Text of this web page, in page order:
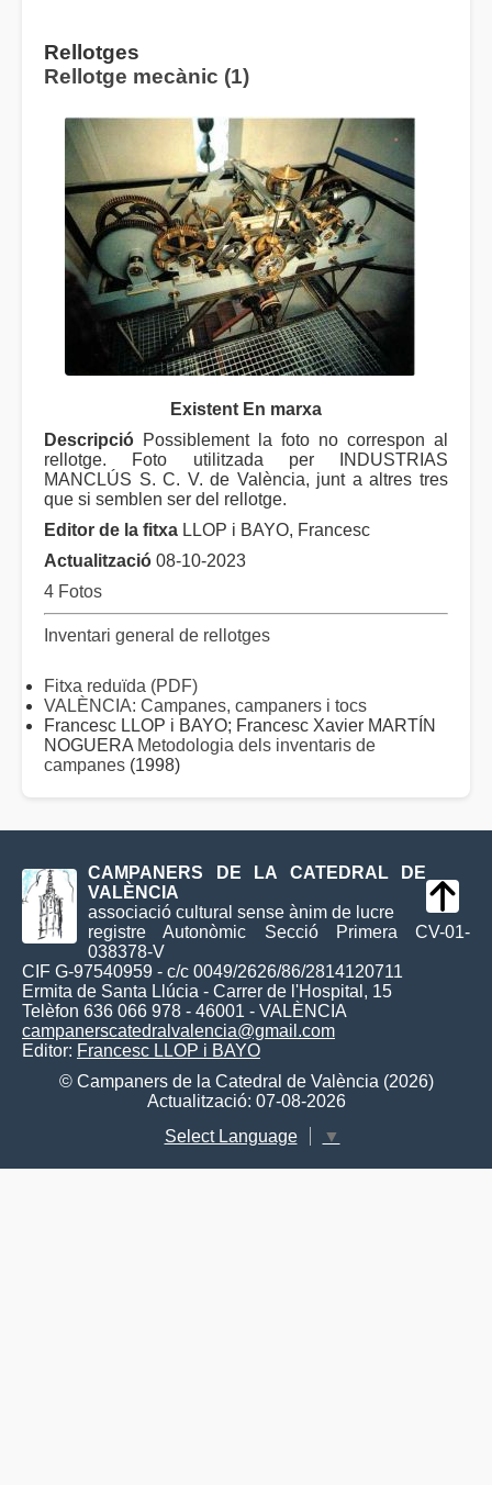
Rellotges
Rellotge mecànic (1)
Existent En marxa
Descripció Possiblement la foto no correspon al
rellotge. Foto utilitzada per INDUSTRIAS
MANCLÚS S. C. V. de València, junt a altres tres
que si semblen ser del rellotge.
Editor de la fitxa LLOP i BAYO, Francesc
Actualització 08-10-2023
4 Fotos
Inventari general de rellotges
Fitxa reduïda (PDF)
VALÈNCIA: Campanes, campaners i tocs
Francesc LLOP i BAYO; Francesc Xavier MARTÍN
NOGUERA Metodologia dels inventaris de
campanes (1998)
CAMPANERS DE LA CATEDRAL DE
VALÈNCIA
associació cultural sense ànim de lucre
registre Autonòmic Secció Primera CV-01-
038378-V
CIF G-97540959 - c/c 0049/2626/86/2814120711
Ermita de Santa Llúcia - Carrer de l'Hospital, 15
Telèfon 636 066 978 - 46001 - VALÈNCIA
campanerscatedralvalencia@gmail.com
Editor: Francesc LLOP i BAYO
© Campaners de la Catedral de València (2026)
Actualització: 07-08-2026
Select Language
▼